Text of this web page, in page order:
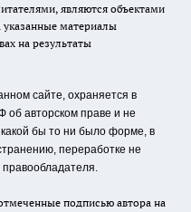
являются объектами
указанные материалы
на результаты
сайте, охраняется в
об авторском праве и не
бы то ни было форме, в
переработке не
подписью автора на